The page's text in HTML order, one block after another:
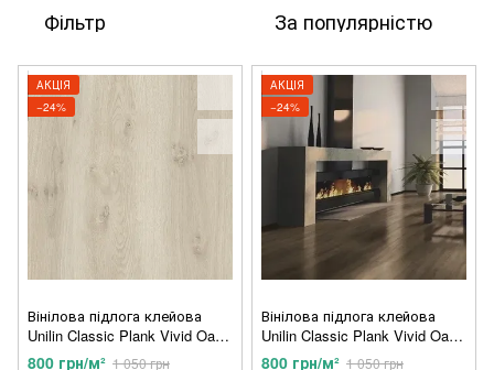
Фільтр За популярністю
АКЦІЯ
−24%
Вінілова підлога клейова
Unilin Classic Plank Vivid Oak
Beige VFCG40189
800 грн/м² 1 050 грн
АКЦІЯ
−24%
Вінілова підлога клейова
Unilin Classic Plank Vivid Oak
Dark Brownl VFCG40191
800 грн/м² 1 050 грн